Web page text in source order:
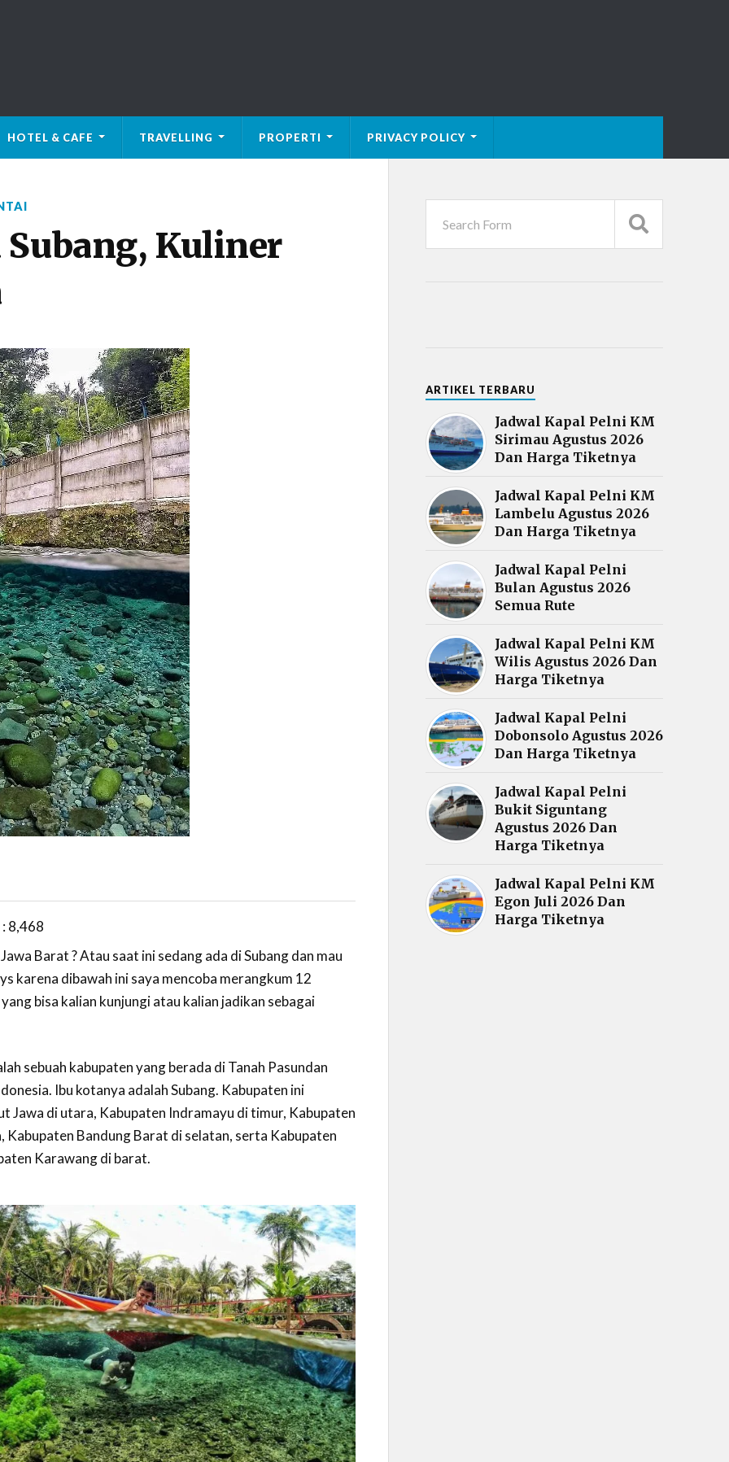
HOTEL & CAFE TRAVELLING PROPERTI PRIVACY POLICY
Subang, Kuliner
8,468
Barat ? Atau saat ini sedang ada di Subang dan mau
karena dibawah ini saya mencoba merangkum 12
bisa kalian kunjungi atau kalian jadikan sebagai
sebuah kabupaten yang berada di Tanah Pasundan
Ibu kotanya adalah Subang. Kabupaten ini
Jawa di utara, Kabupaten Indramayu di timur, Kabupaten
Kabupaten Bandung Barat di selatan, serta Kabupaten
Karawang di barat.
ARTIKEL TERBARU
Jadwal Kapal Pelni KM
Sirimau Agustus 2026
Dan Harga Tiketnya
Jadwal Kapal Pelni KM
Lambelu Agustus 2026
Dan Harga Tiketnya
Jadwal Kapal Pelni
Bulan Agustus 2026
Semua Rute
Jadwal Kapal Pelni KM
Wilis Agustus 2026 Dan
Harga Tiketnya
Jadwal Kapal Pelni
Dobonsolo Agustus 2026
Dan Harga Tiketnya
Jadwal Kapal Pelni
Bukit Siguntang
Agustus 2026 Dan
Harga Tiketnya
Jadwal Kapal Pelni KM
Egon Juli 2026 Dan
Harga Tiketnya